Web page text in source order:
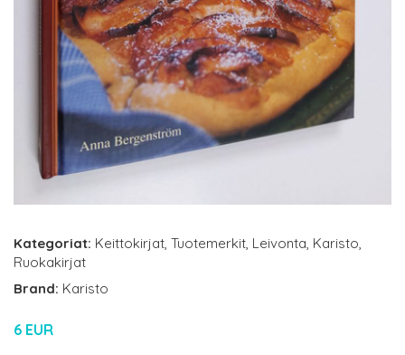
Kategoriat: Keittokirjat, Tuotemerkit, Leivonta, Karisto,
Ruokakirjat
Brand: Karisto
6 EUR